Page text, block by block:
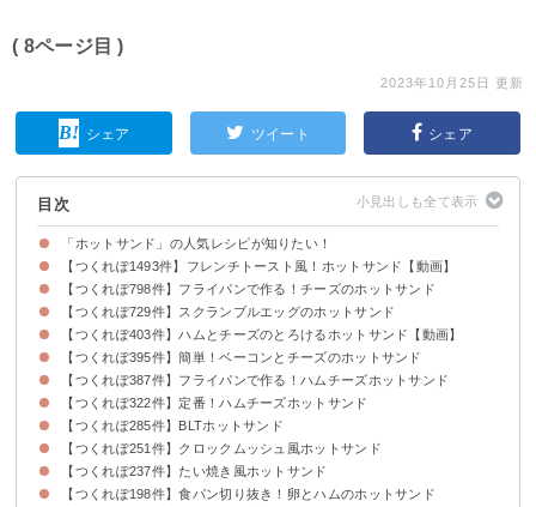
( 8ページ目 )
2023年10月25日 更新
シェア ツイート シェア
目次
「ホットサンド」の人気レシピが知りたい！
【つくれぽ1493件】フレンチトースト風！ホットサンド【動画】
【つくれぽ798件】フライパンで作る！チーズのホットサンド
【つくれぽ729件】スクランブルエッグのホットサンド
【つくれぽ403件】ハムとチーズのとろけるホットサンド【動画】
【つくれぽ395件】簡単！ベーコンとチーズのホットサンド
【つくれぽ387件】フライパンで作る！ハムチーズホットサンド
【つくれぽ322件】定番！ハムチーズホットサンド
【つくれぽ285件】BLTホットサンド
【つくれぽ251件】クロックムッシュ風ホットサンド
【つくれぽ237件】たい焼き風ホットサンド
【つくれぽ198件】食パン切り抜き！卵とハムのホットサンド